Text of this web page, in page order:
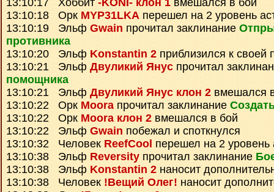
13:10:17 Хоббит -KONI- клон 1 вмешался в бой
13:10:18 Орк MYP31LKA перешел на 2 уровень
13:10:19 Эльф Gwain прочитал заклинание
противника
13:10:20 Эльф Konstantin 2 приблизился к своей
13:10:21 Эльф Двуликий Янус прочитал
помощника
13:10:21 Эльф Двуликий Янус клон 2 вмешался
13:10:22 Орк Mooraпрочитал заклинание
13:10:22 Орк Moora клон 2 вмешался в бой
13:10:22 Эльф Gwain побежал и споткнулся
13:10:32 Человек ReefCool перешел на 2 уровень
13:10:38 Эльф Reversity прочитал заклинание
13:10:38 Эльф Konstantin 2 наносит
13:10:38 Человек !Вещий Олег! наносит